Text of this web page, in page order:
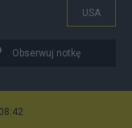
USA
Obserwuj notkę